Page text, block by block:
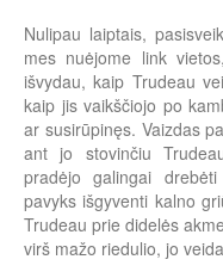
Nulipau laiptais,
mes nuėjome link
išvydau, kaip Trudeau
kaip jis vaikščiojo po
ar susirūpinęs. Vaizdas
ant jo stovinčiu
pradėjo galingai
pavyks išgyventi kalno
Trudeau prie didelės
virš mažo riedulio, jo